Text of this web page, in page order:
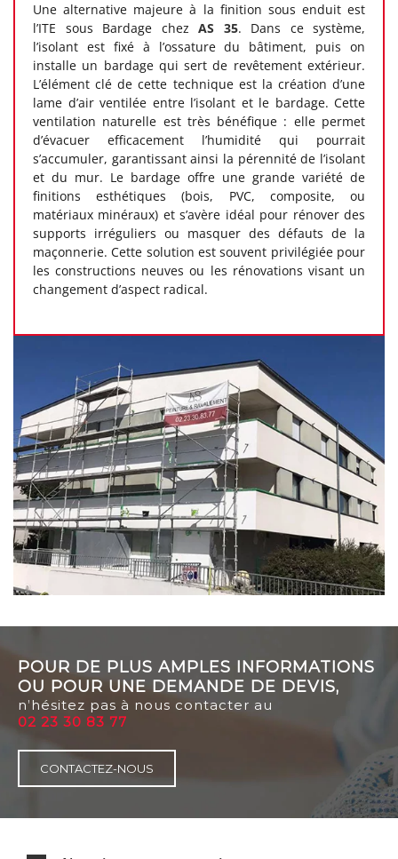
Une alternative majeure à la finition sous enduit est
l’ITE sous Bardage chez AS 35. Dans ce système,
l’isolant est fixé à l’ossature du bâtiment, puis on
installe un bardage qui sert de revêtement extérieur.
L’élément clé de cette technique est la création d’une
lame d’air ventilée entre l’isolant et le bardage. Cette
ventilation naturelle est très bénéfique : elle permet
d’évacuer efficacement l’humidité qui pourrait
s’accumuler, garantissant ainsi la pérennité de l’isolant
et du mur. Le bardage offre une grande variété de
finitions esthétiques (bois, PVC, composite, ou
matériaux minéraux) et s’avère idéal pour rénover des
supports irréguliers ou masquer des défauts de la
maçonnerie. Cette solution est souvent privilégiée pour
les constructions neuves ou les rénovations visant un
changement d’aspect radical.
POUR DE PLUS AMPLES INFORMATIONS
OU POUR UNE DEMANDE DE DEVIS,
n’hésitez pas à nous contacter au
02 23 30 83 77
CONTACTEZ-NOUS